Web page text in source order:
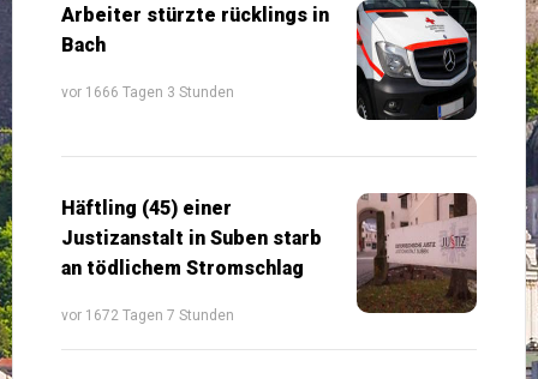
Arbeiter stürzte rücklings in
Bach
vor 1666 Tagen 3 Stunden
Häftling (45) einer
Justizanstalt in Suben starb
an tödlichem Stromschlag
vor 1672 Tagen 7 Stunden